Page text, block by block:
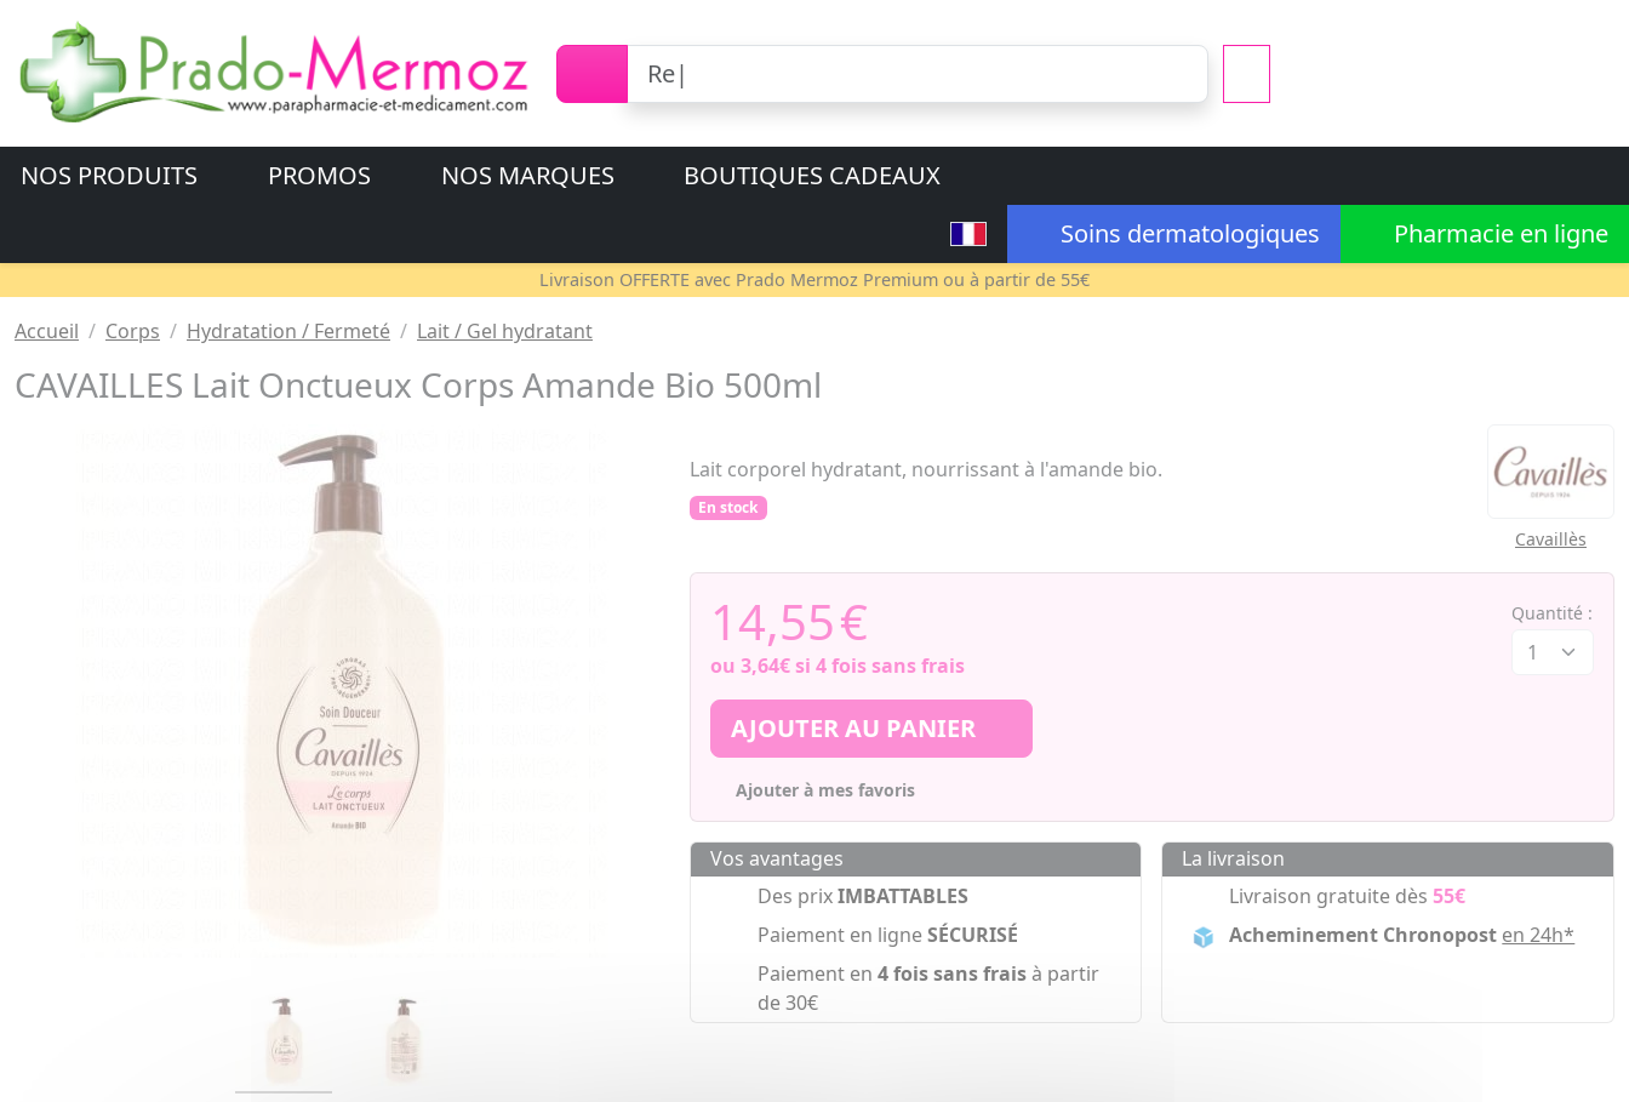
NOS PRODUITS PROMOS NOS MARQUES
BOUTIQUES CADEAUX
Soins dermatologiques
Pharmacie en ligne
Livraison OFFERTE avec Prado Mermoz Premium ou à partir de 55€
Accueil Corps Hydratation / Fermeté Lait / Gel hydratant
CAVAILLES Lait Onctueux Corps Amande Bio 500ml
Lait corporel hydratant, nourrissant à l'amande bio.
En stock
Cavaillès
14,55€
ou 3,64€si 4 fois sans frais
Quantité :
AJOUTER AU PANIER
Ajouter à mes favoris
Vos avantages
Des prixIMBATTABLES
Paiement en ligneSÉCURISÉ
Paiement en 4 fois sans fraisà partir
de 30€
La livraison
Livraison gratuite dès55€
Acheminement Chronopost en 24h*